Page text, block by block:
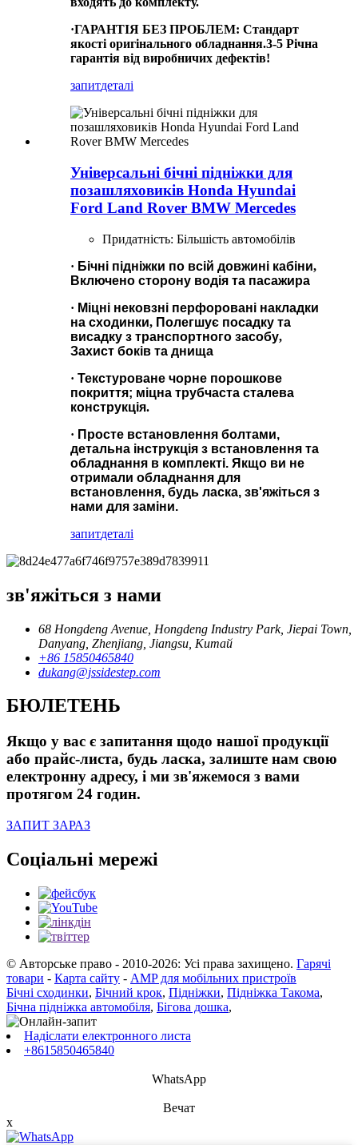
·ГАРАНТІЯ БЕЗ ПРОБЛЕМ: Стандарт
якості оригінального обладнання.3-5 Річна
гарантія від виробничих дефектів!
запитдеталі
Універсальні бічні підніжки для
позашляховиків Honda Hyundai
Ford Land Rover BMW Mercedes
Придатність: Більшість автомобілів
· Бічні підніжки по всій довжині кабіни,
Включено сторону водія та пасажира
· Міцні нековзні перфоровані накладки
на сходинки, Полегшує посадку та
висадку з транспортного засобу,
Захист боків та днища
· Текстуроване чорне порошкове
покриття; міцна трубчаста сталева
конструкція.
· Просте встановлення болтами,
детальна інструкція з встановлення та
обладнання в комплекті. Якщо ви не
отримали обладнання для
встановлення, будь ласка, зв'яжіться з
нами для заміни.
запитдеталі
зв'яжіться з нами
68 Hongdeng Avenue, Hongdeng Industry Park, Jiepai Town,
Danyang, Zhenjiang, Jiangsu, Китай
+86 15850465840
dukang@jssidestep.com
БЮЛЕТЕНЬ
Якщо у вас є запитання щодо нашої продукції
або прайс-листа, будь ласка, залиште нам свою
електронну адресу, і ми зв'яжемося з вами
протягом 24 годин.
ЗАПИТ ЗАРАЗ
Соціальні мережі
© Авторське право - 2010-2026: Усі права захищено. Гарячі
товари - Карта сайту - AMP для мобільних пристроїв
Бічні сходинки, Бічний крок, Підніжки, Підніжка Такома,
Бічна підніжка автомобіля, Бігова дошка,
Надіслати електронного листа
+8615850465840
WhatsApp
Вечат
x